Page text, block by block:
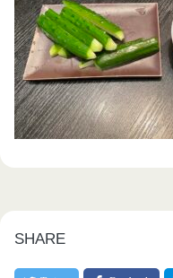
SHARE